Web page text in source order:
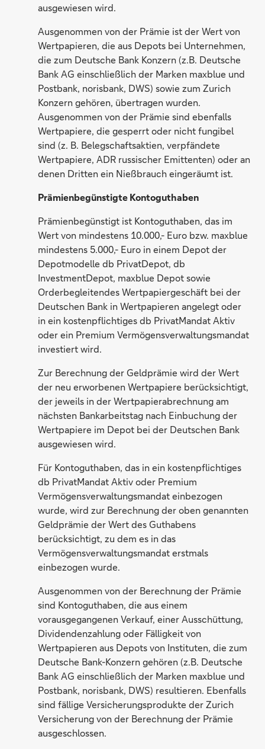
ausgewiesen wird.
Ausgenommen von der Prämie ist der Wert von
Wertpapieren, die aus Depots bei Unternehmen,
die zum Deutsche Bank Konzern (z.B. Deutsche
Bank AG einschließlich der Marken maxblue und
Postbank, norisbank, DWS) sowie zum Zurich
Konzern gehören, übertragen wurden.
Ausgenommen von der Prämie sind ebenfalls
Wertpapiere, die gesperrt oder nicht fungibel
sind (z. B. Belegschaftsaktien, verpfändete
Wertpapiere, ADR russischer Emittenten) oder an
denen Dritten ein Nießbrauch eingeräumt ist.
Prämienbegünstigte Kontoguthaben
Prämienbegünstigt ist Kontoguthaben, das im
Wert von mindestens 10.000,- Euro bzw. maxblue
mindestens 5.000,- Euro in einem Depot der
Depotmodelle db PrivatDepot, db
InvestmentDepot, maxblue Depot sowie
Orderbegleitendes Wertpapiergeschäft bei der
Deutschen Bank in Wertpapieren angelegt oder
in ein kostenpflichtiges db PrivatMandat Aktiv
oder ein Premium Vermögensverwaltungsmandat
investiert wird.
Zur Berechnung der Geldprämie wird der Wert
der neu erworbenen Wertpapiere berücksichtigt,
der jeweils in der Wertpapierabrechnung am
nächsten Bankarbeitstag nach Einbuchung der
Wertpapiere im Depot bei der Deutschen Bank
ausgewiesen wird.
Für Kontoguthaben, das in ein kostenpflichtiges
db PrivatMandat Aktiv oder Premium
Vermögensverwaltungsmandat einbezogen
wurde, wird zur Berechnung der oben genannten
Geldprämie der Wert des Guthabens
berücksichtigt, zu dem es in das
Vermögensverwaltungsmandat erstmals
einbezogen wurde.
Ausgenommen von der Berechnung der Prämie
sind Kontoguthaben, die aus einem
vorausgegangenen Verkauf, einer Ausschüttung,
Dividendenzahlung oder Fälligkeit von
Wertpapieren aus Depots von Instituten, die zum
Deutsche Bank-Konzern gehören (z.B. Deutsche
Bank AG einschließlich der Marken maxblue und
Postbank, norisbank, DWS) resultieren. Ebenfalls
sind fällige Versicherungsprodukte der Zurich
Versicherung von der Berechnung der Prämie
ausgeschlossen.